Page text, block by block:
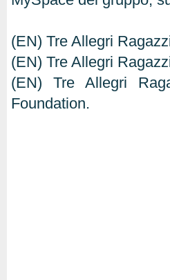
(EN) Tre Allegri
(EN) Tre Allegri
(EN) Tre Allegri
Foundation.